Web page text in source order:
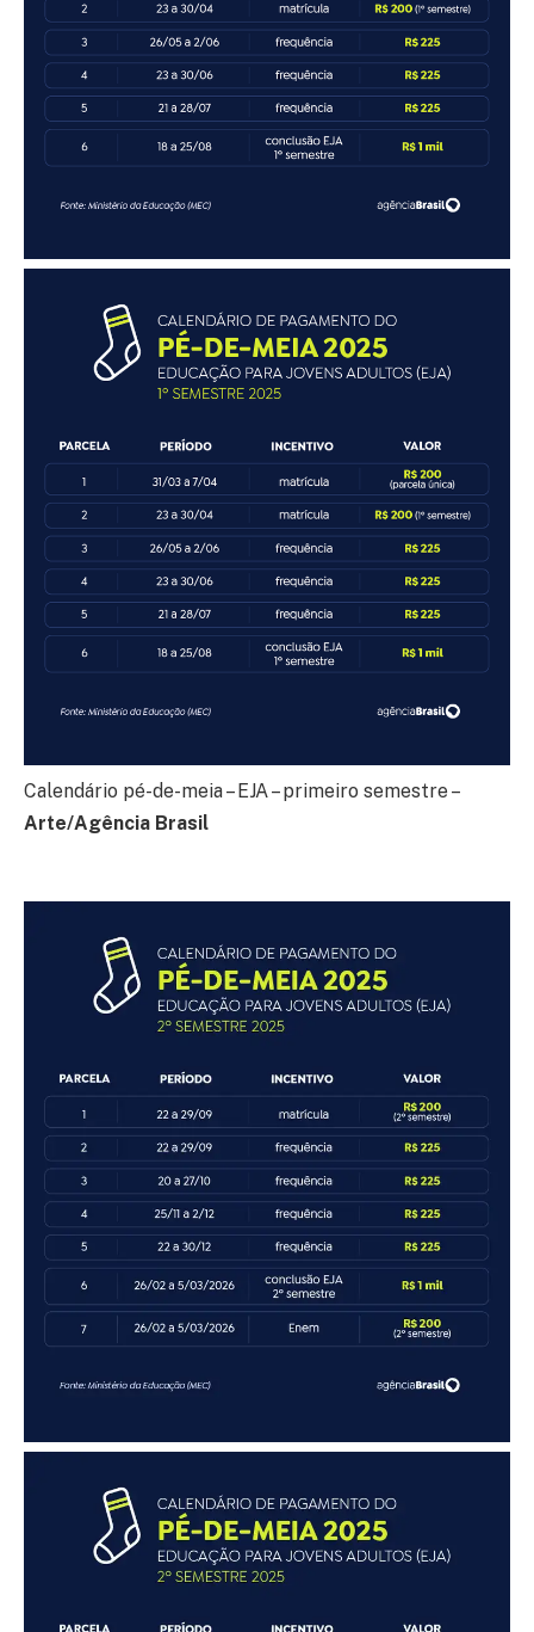
Calendário pé-de-meia – EJA – primeiro semestre –
Arte/Agência Brasil